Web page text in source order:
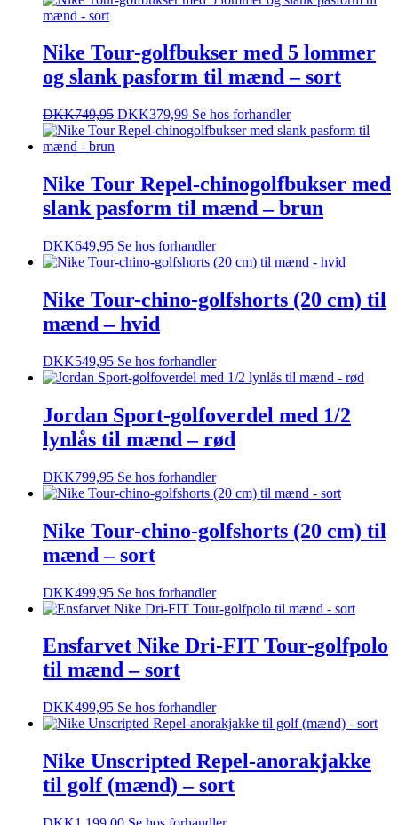
Nike Tour-golfbukser med 5 lommer
og slank pasform til mænd – sort
DKK749,95 DKK379,99 Se hos forhandler
Nike Tour Repel-chinogolfbukser med
slank pasform til mænd – brun
DKK649,95 Se hos forhandler
Nike Tour-chino-golfshorts (20 cm) til
mænd – hvid
DKK549,95 Se hos forhandler
Jordan Sport-golfoverdel med 1/2
lynlås til mænd – rød
DKK799,95 Se hos forhandler
Nike Tour-chino-golfshorts (20 cm) til
mænd – sort
DKK499,95 Se hos forhandler
Ensfarvet Nike Dri-FIT Tour-golfpolo
til mænd – sort
DKK499,95 Se hos forhandler
Nike Unscripted Repel-anorakjakke
til golf (mænd) – sort